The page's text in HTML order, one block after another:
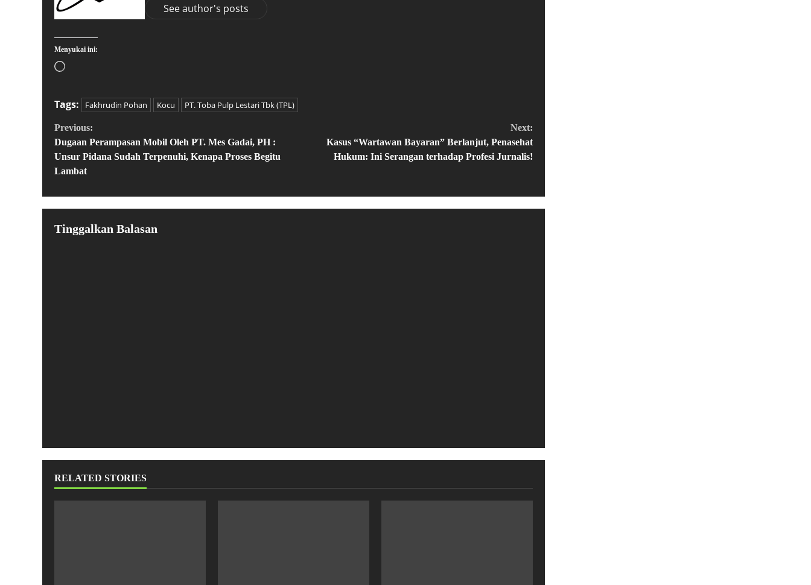
See author's posts
Menyukai ini:
Tags: Fakhrudin Pohan Kocu PT. Toba Pulp Lestari Tbk (TPL)
Previous:
Dugaan Perampasan Mobil Oleh PT. Mes Gadai, PH :
Unsur Pidana Sudah Terpenuhi, Kenapa Proses Begitu
Lambat
Next:
Kasus “Wartawan Bayaran” Berlanjut, Penasehat
Hukum: Ini Serangan terhadap Profesi Jurnalis!
Tinggalkan Balasan
RELATED STORIES